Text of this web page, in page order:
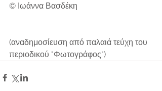
© Ιωάννα Βασδέκη
(αναδημοσίευση από παλαιά τεύχη του
περιοδικού "Φωτογράφος")